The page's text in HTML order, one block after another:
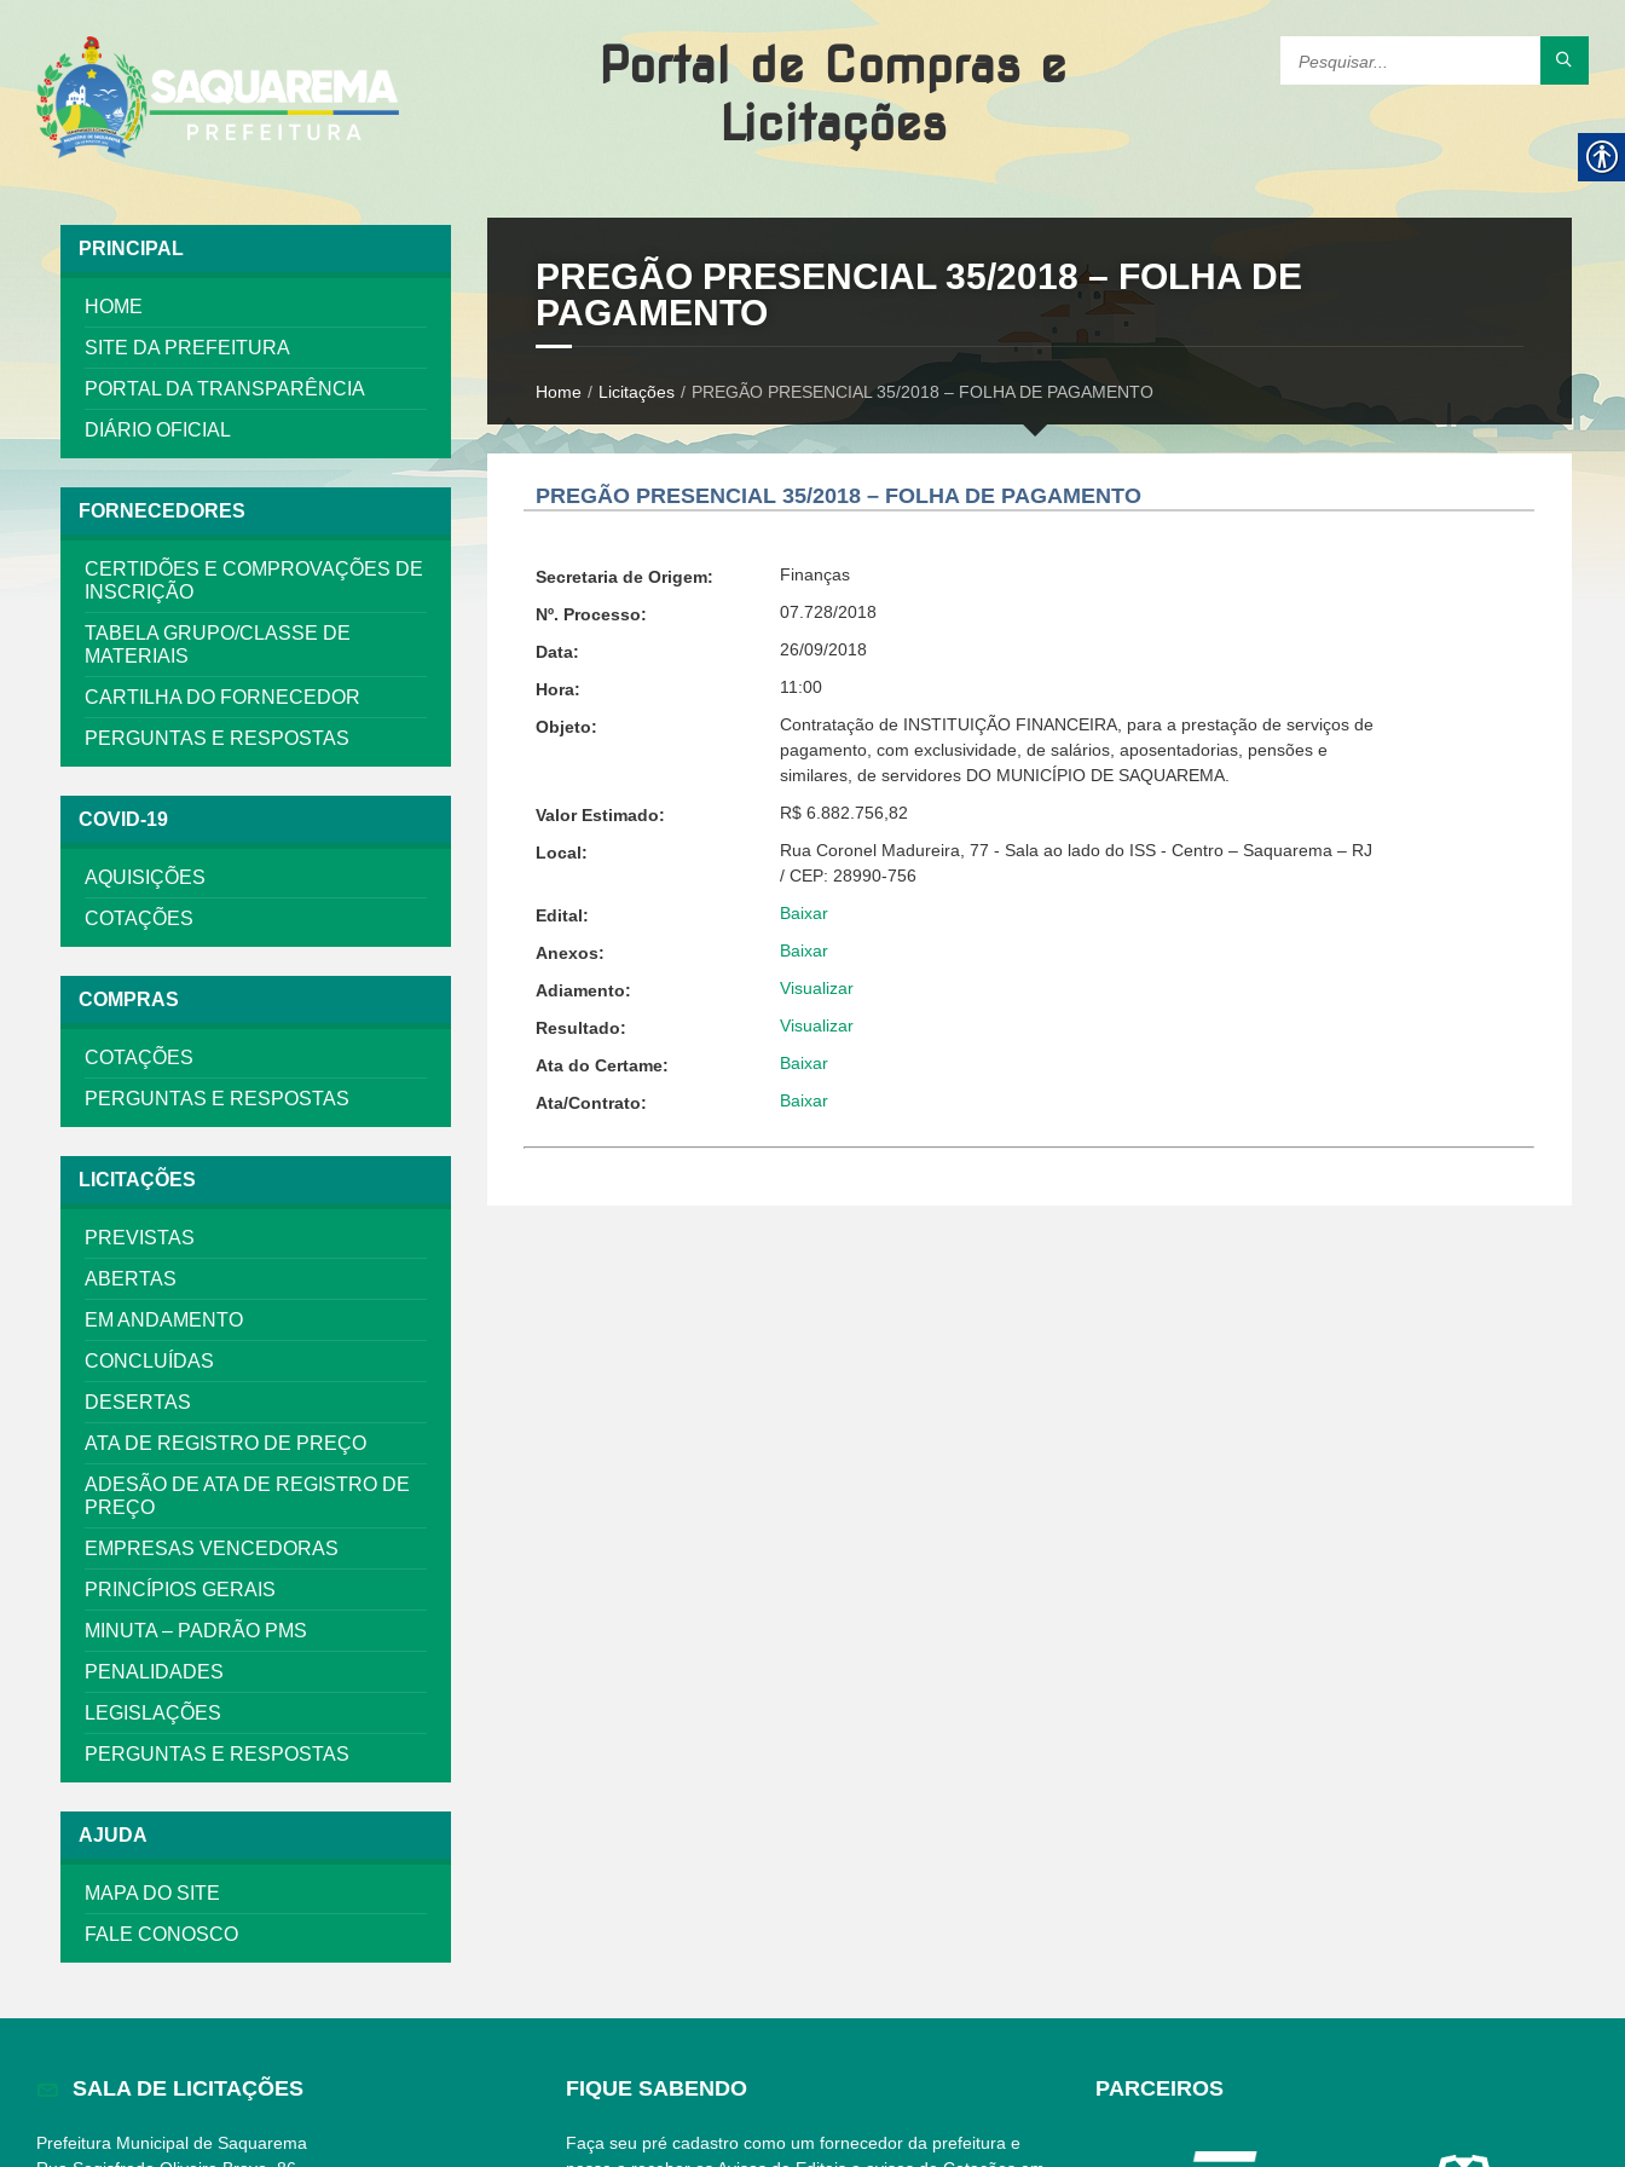
Portal de Compras e
Licitações
PRINCIPAL
HOME
SITE DA PREFEITURA
PORTAL DA TRANSPARÊNCIA
DIÁRIO OFICIAL
FORNECEDORES
CERTIDÕES E COMPROVAÇÕES DE
INSCRIÇÃO
TABELA GRUPO/CLASSE DE
MATERIAIS
CARTILHA DO FORNECEDOR
PERGUNTAS E RESPOSTAS
COVID-19
AQUISIÇÕES
COTAÇÕES
COMPRAS
COTAÇÕES
PERGUNTAS E RESPOSTAS
LICITAÇÕES
PREVISTAS
ABERTAS
EM ANDAMENTO
CONCLUÍDAS
DESERTAS
ATA DE REGISTRO DE PREÇO
ADESÃO DE ATA DE REGISTRO DE
PREÇO
EMPRESAS VENCEDORAS
PRINCÍPIOS GERAIS
MINUTA – PADRÃO PMS
PENALIDADES
LEGISLAÇÕES
PERGUNTAS E RESPOSTAS
AJUDA
MAPA DO SITE
FALE CONOSCO
PREGÃO PRESENCIAL 35/2018 – FOLHA DE
PAGAMENTO
Home / Licitações / PREGÃO PRESENCIAL 35/2018 – FOLHA DE PAGAMENTO
PREGÃO PRESENCIAL 35/2018 – FOLHA DE PAGAMENTO
Secretaria de Origem: Finanças
Nº. Processo: 07.728/2018
Data: 26/09/2018
Hora: 11:00
Objeto:
Contratação de INSTITUIÇÃO FINANCEIRA, para a prestação de serviços de
pagamento, com exclusividade, de salários, aposentadorias, pensões e
similares, de servidores DO MUNICÍPIO DE SAQUAREMA.
Valor Estimado: R$ 6.882.756,82
Local:
Rua Coronel Madureira, 77 - Sala ao lado do ISS - Centro – Saquarema – RJ
/ CEP: 28990-756
Edital: Baixar
Anexos: Baixar
Adiamento: Visualizar
Resultado: Visualizar
Ata do Certame: Baixar
Ata/Contrato: Baixar
SALA DE LICITAÇÕES
Prefeitura Municipal de Saquarema
FIQUE SABENDO
Faça seu pré cadastro como um fornecedor da prefeitura e
PARCEIROS